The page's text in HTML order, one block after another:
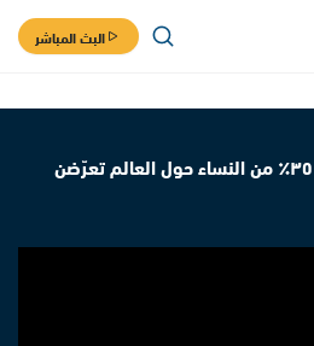
البث المباشر
٣٥٪ من النساء حول العالم تعرّضن